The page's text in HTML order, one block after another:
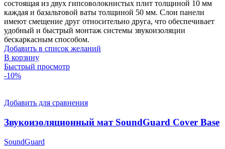
состоящая из двух гипсоволокнистых плит толщиной 10 мм
каждая и базальтовой ваты толщиной 50 мм. Слои панели
имеют смещение друг относительно друга, что обеспечивает
удобный и быстрый монтаж системы звукоизоляции
бескаркасным способом.
Добавить в список желаний
В корзину
Быстрый просмотр
-10%
Добавить для сравнения
Звукоизоляционный мат SoundGuard Cover Base
SoundGuard